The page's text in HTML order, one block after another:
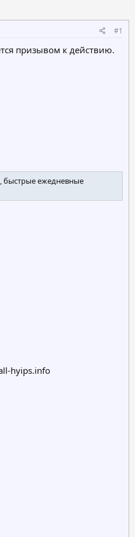
#1
призывом к действию.
быстрые ежедневные
hyips.info